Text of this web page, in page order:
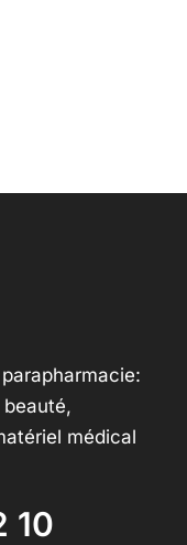
médical
10